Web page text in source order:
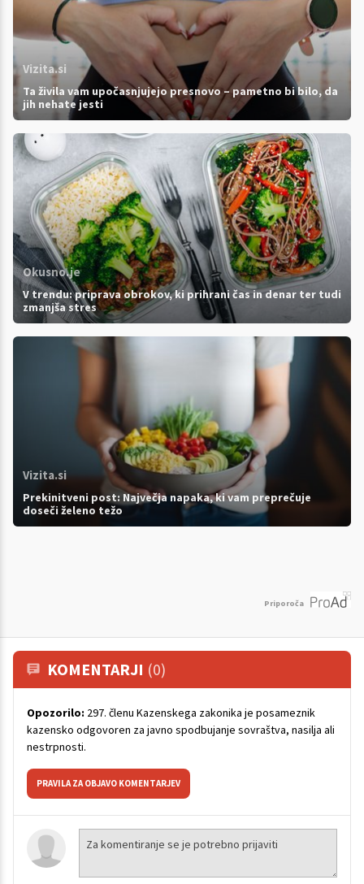
Vizita.si
Ta živila vam upočasnjujejo presnovo – pametno bi bilo, da
jih nehate jesti
Okusno.je
V trendu: priprava obrokov, ki prihrani čas in denar ter tudi
zmanjša stres
Vizita.si
Prekinitveni post: Največja napaka, ki vam preprečuje
doseči želeno težo
Priporoča
KOMENTARJI (0)
Opozorilo: 297. členu Kazenskega zakonika je posameznik
kazensko odgovoren za javno spodbujanje sovraštva, nasilja ali
nestrpnosti.
PRAVILA ZA OBJAVO KOMENTARJEV